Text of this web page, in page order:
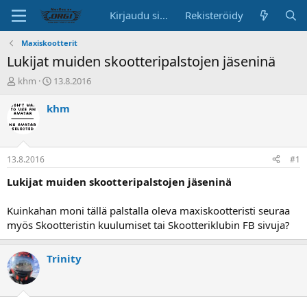
Kirjaudu sisään Rekisteröidy
Maxiskootterit
Lukijat muiden skootteripalstojen jäseninä
K
s
k
u
s
t
e
l
a
l
o
i
t
t
a
khm
A
o
p
ä
ä
13.8.2016
khm
13.8.2016 #1
Lukijat muiden skootteripalstojen jäseninä
Kuinkahan moni tällä palstalla oleva maxiskootteristi seuraa
myös Skootteristin kuulumiset tai Skootteriklubin FB sivuja?
Trinity